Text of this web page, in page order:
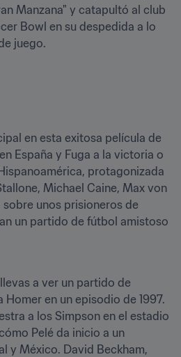
Manzana" y catapultó al club
Bowl en su despedida a lo
juego.
en esta exitosa película de
España y Fuga a la victoria o
protagonizada
Michael Caine, Max von
unos prisioneros de
un partido de fútbol amistoso
a ver un partido de
en un episodio de 1997.
a los Simpson en el estadio
Pelé da inicio a un
y México. David Beckham,